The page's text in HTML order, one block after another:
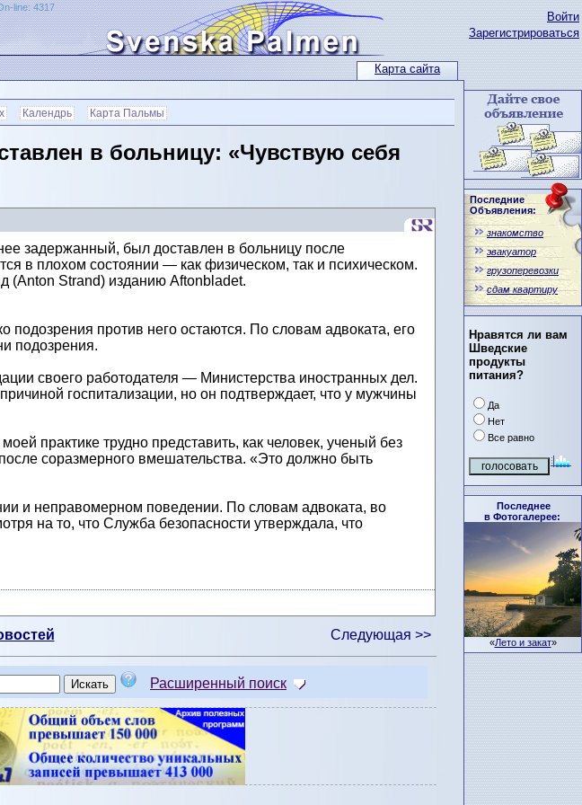
Карта сайта
Войти
Зарегистрироваться
Последние
Объявления:
знакомство
эвакуатор
грузоперевозки
сдам квартиру
Нравятся ли вам
Шведские
продукты
питания?
Да
Нет
Все равно
Последнее
в Фотогалерее:
«Лето и закат»
line: 4317
Календрь Карта Пальмы
в больницу: «Чувствую себя
задержанный, был доставлен в больницу после
в плохом состоянии — как физическом, так и психическом.
(Anton Strand) изданию Aftonbladet.
подозрения против него остаются. По словам адвоката, его
подозрения.
своего работодателя — Министерства иностранных дел.
госпитализации, но он подтверждает, что у мужчины
практике трудно представить, как человек, ученый без
соразмерного вмешательства. «Это должно быть
и неправомерном поведении. По словам адвоката, во
на то, что Служба безопасности утверждала, что
Следующая >>
Расширенный поиск